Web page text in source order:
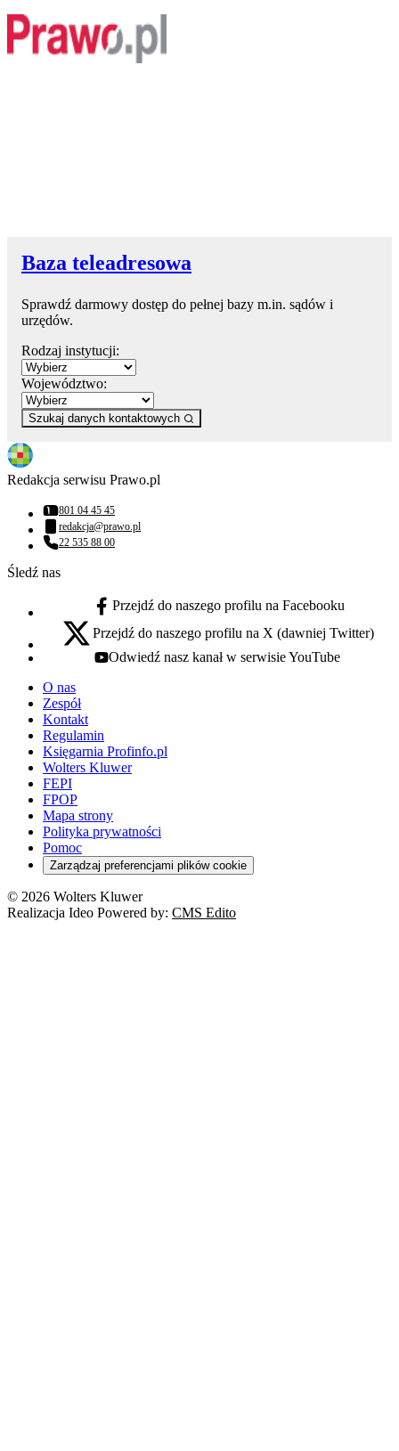
Baza teleadresowa
Sprawdź darmowy dostęp do pełnej bazy m.in. sądów i
urzędów.
Rodzaj instytucji:
Województwo:
Szukaj danych kontaktowych
Redakcja serwisu Prawo.pl
Numer telefonu:
801 04 45 45
Adres email:
redakcja@prawo.pl
Numer telefonu:
22 535 88 00
Śledź nas
facebook - otwiera się w nowej karcie
Przejdź do naszego profilu na Facebooku
x - otwiera się w nowej karcie
Przejdź do naszego profilu na X (dawniej Twitter)
youtube - otwiera się w nowej karcie
Odwiedź nasz kanał w serwisie YouTube
O nas
Zespół
Kontakt
Regulamin
Księgarnia Profinfo.pl
Wolters Kluwer
FEPI
FPOP
Mapa strony
Polityka prywatności
Pomoc
Zarządzaj preferencjami plików cookie
© 2026 Wolters Kluwer
Realizacja Ideo Powered by: CMS Edito